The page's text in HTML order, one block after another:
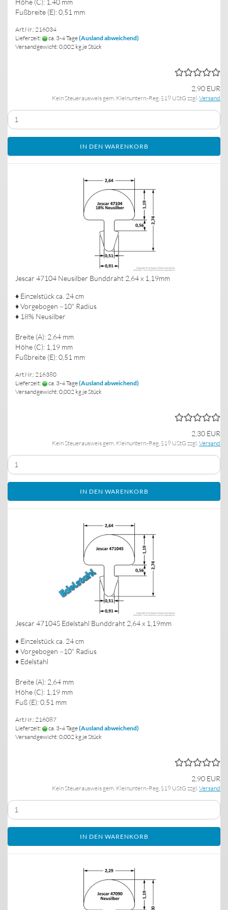
Fußbreite (E): 0,51 mm
Art.Nr.: 216034
Lieferzeit:
ca. 3-4 Tage(Ausland abweichend)
Versandgewicht: 0,002 kg je Stück
2,90 EUR
Kein Steuerausweis gem. Kleinuntern.-Reg. §19 UStG zzgl. Versand
IN DEN WARENKORB
Jescar 47104 Neusilber Bunddraht 2,64 x 1,19mm
♦ Einzelstück ca. 24 cm
♦ Vorgebogen ~10" Radius
♦ 18% Neusilber
Breite (A): 2,64 mm
Höhe (C): 1,19 mm
Fußbreite (E): 0,51 mm
Art.Nr.: 216380
Lieferzeit:
ca. 3-4 Tage(Ausland abweichend)
Versandgewicht: 0,002 kg je Stück
2,30 EUR
Kein Steuerausweis gem. Kleinuntern.-Reg. §19 UStG zzgl. Versand
IN DEN WARENKORB
Jescar 47104S Edelstahl Bunddraht 2,64 x 1,19mm
♦ Einzelstück ca. 24 cm
♦ Vorgebogen ~10" Radius
♦ Edelstahl
Breite (A): 2,64 mm
Höhe (C): 1,19 mm
Fuß (E): 0,51 mm
Art.Nr.: 216087
Lieferzeit:
ca. 3-4 Tage(Ausland abweichend)
Versandgewicht: 0,002 kg je Stück
2,90 EUR
Kein Steuerausweis gem. Kleinuntern.-Reg. §19 UStG zzgl. Versand
IN DEN WARENKORB